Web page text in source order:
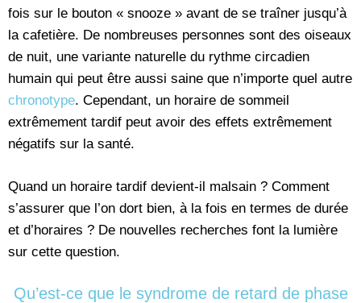
fois sur le bouton « snooze » avant de se traîner jusqu’à
la cafetière. De nombreuses personnes sont des oiseaux
de nuit, une variante naturelle du rythme circadien
humain qui peut être aussi saine que n’importe quel autre
chronotype. Cependant, un horaire de sommeil
extrêmement tardif peut avoir des effets extrêmement
négatifs sur la santé.
Quand un horaire tardif devient-il malsain ? Comment
s’assurer que l’on dort bien, à la fois en termes de durée
et d’horaires ? De nouvelles recherches font la lumière
sur cette question.
Qu’est-ce que le syndrome de retard de phase